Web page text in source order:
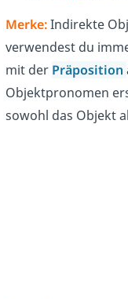
Merke:Indirekte
verwendest du
mit der Präposition
Objektpronomen
sowohl das Objekt